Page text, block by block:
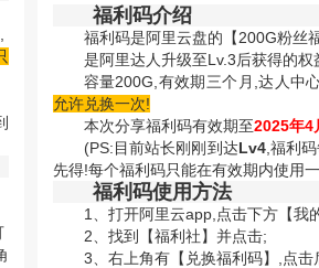
福利码介绍
福利码是阿里云盘的【200G粉丝
是阿里达人升级至Lv.3后获得的权
容量200G,有效期三个月,达人中
允许兑换一次!
本次分享福利码有效期至2025年4
(PS:目前站长刚刚到达Lv4,福利
先得!每个福利码只能在有效期内使用
福利码使用方法
1、打开阿里云app,点击下方【我
2、找到【福利社】并点击;
3、右上角有【兑换福利码】,点击